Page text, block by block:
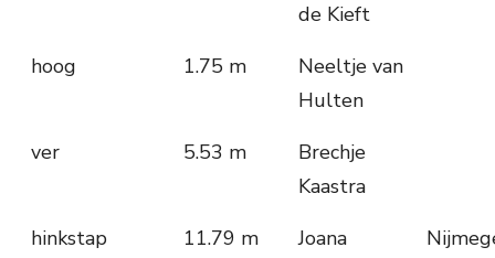
de Kieft
hoog 1.75 m
Neeltje van
Hulten
ver
5.53 m
Brechje
Kaastra
hinkstap
11.79 m
Joana